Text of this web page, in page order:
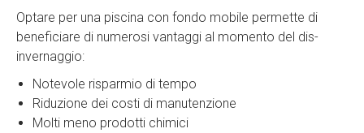
Optare per una piscina con fondo mobile permette di
beneficiare di numerosi vantaggi al momento del dis-
invernaggio:
Notevole risparmio di tempo
Riduzione dei costi di manutenzione
Molti meno prodotti chimici